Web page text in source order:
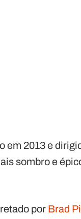
em 2013 e
sombro e
por Brad